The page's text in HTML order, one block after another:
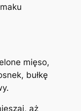
mięso,
bułkę
aż